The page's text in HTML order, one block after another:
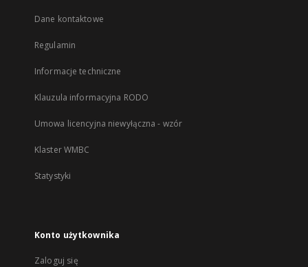
Dane kontaktowe
Regulamin
Informacje techniczne
Klauzula informacyjna RODO
Umowa licencyjna niewyłączna - wzór
Klaster WMBC
Statystyki
Konto użytkownika
Zaloguj się